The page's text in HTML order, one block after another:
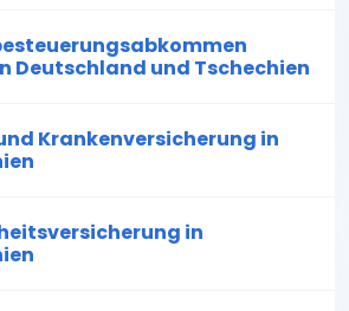
Deutschland und Tschechien
Krankenversicherung in
in